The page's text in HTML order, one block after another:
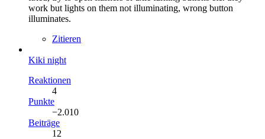
work but lights on them not illuminating, wrong button
illuminates.
Zitieren
Kiki night
Reaktionen
4
Punkte
−2.010
Beiträge
12